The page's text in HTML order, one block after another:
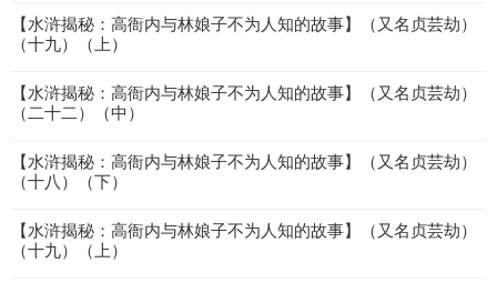
【水浒揭秘：高衙内与林娘子不为人知的故事】（又名贞芸劫）
（十九）（上）
【水浒揭秘：高衙内与林娘子不为人知的故事】（又名贞芸劫）
（二十二）（中）
【水浒揭秘：高衙内与林娘子不为人知的故事】（又名贞芸劫）
（十八）（下）
【水浒揭秘：高衙内与林娘子不为人知的故事】（又名贞芸劫）
（十九）（上）